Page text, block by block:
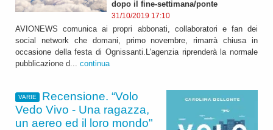
dopo il fine-settimana/ponte
31/10/2019 17:10
AVIONEWS comunica ai propri abbonati, collaboratori e fan dei
social network che domani, primo novembre, rimarrà chiusa in
occasione della festa di Ognissanti.L'agenzia riprenderà la normale
pubblicazione d... continua
VARIE
Recensione. “Volo
Vedo Vivo - Una ragazza,
un aereo ed il loro mondo"